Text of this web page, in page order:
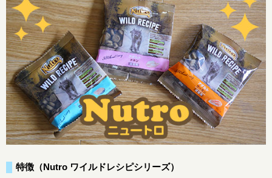
特徴（Nutro ワイルドレシピシリーズ）